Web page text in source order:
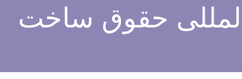
حقوق ساخت